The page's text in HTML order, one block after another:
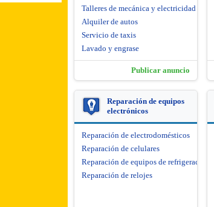
Talleres de mecánica y electricidad
Alquiler de autos
Servicio de taxis
Lavado y engrase
Publicar anuncio
Reparación de equipos
electrónicos
Reparación de electrodomésticos
Reparación de celulares
Reparación de equipos de refrigeración
Reparación de relojes